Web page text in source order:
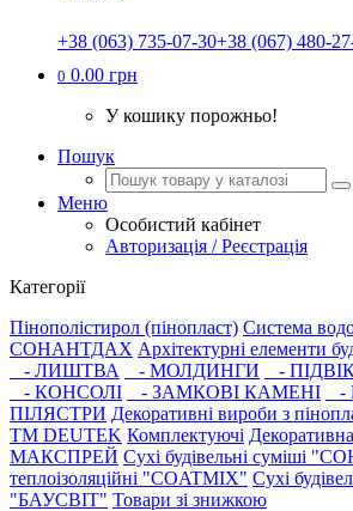
+38 (063) 735-07-30+38 (067) 480-
0 0.00 грн
У кошику порожньо!
Пошук
Меню
Особистий кабінет
Авторизація / Реєстрація
Категорії
Пінополістирол (пінопласт) Система
СОНАНТДАХ Архітектурні елементи
- ЛИШТВА
- МОЛДИНГИ -
- КОНСОЛІ
- ЗАМКОВІ КАМЕНІ -
ПІЛЯСТРИ Декоративні вироби з
ТМ DEUTEK Комплектуючі
МАКСПРЕЙ Сухі будівельні суміші
теплоізоляційні "COATMIX" Сухі
"БАУСВІТ" Товари зі знижкою